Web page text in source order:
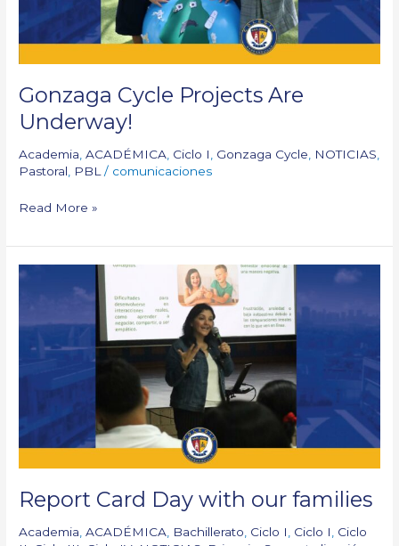
Gonzaga Cycle Projects Are
Underway!
Academia ,ACADÉMICA Ciclo I Gonzaga Cycle NOTICIAS
Pastoral
PBL / comunicaciones
Read More »
Report Card Day with our families
Academia ,ACADÉMICA Bachillerato Ciclo I Ciclo I
Ciclo
Report
Card
families